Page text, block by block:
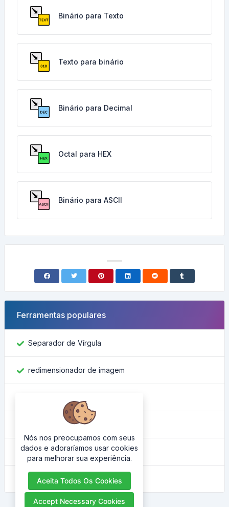
Binário para Texto
Texto para binário
Binário para Decimal
Octal para HEX
Binário para ASCII
Ferramentas populares
Separador de Vírgula
redimensionador de imagem
Conversor de Cor
Qual é o meu IP
Embelezador HTML
Nós nos preocupamos com seus
dados e adoraríamos usar cookies
para melhorar sua experiência.
Aceita Todos Os Cookies
Accept Necessary Cookies